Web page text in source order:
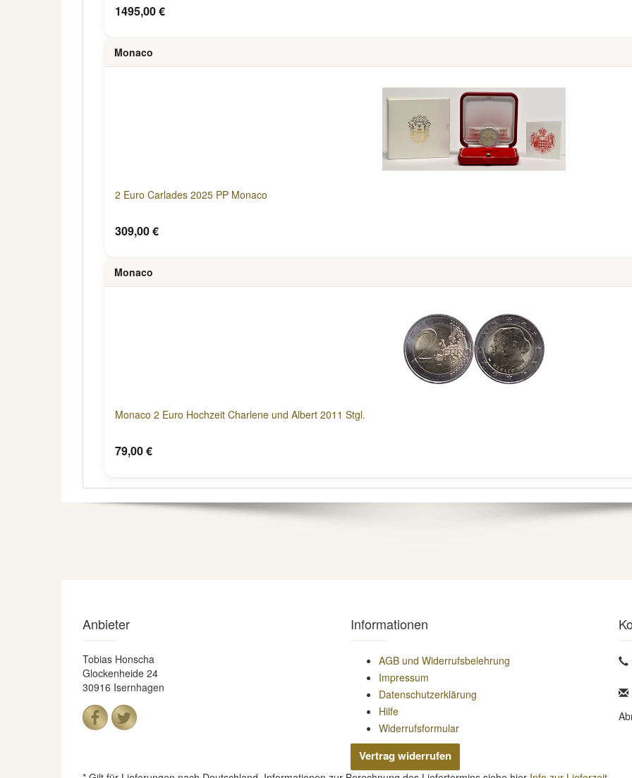
1495,00 €
Monaco
2 Euro Carlades 2025 PP Monaco
309,00 €
Monaco
Monaco 2 Euro Hochzeit Charlene und Albert 2011 Stgl.
79,00 €
Anbieter
Tobias Honscha
Glockenheide 24
30916 Isernhagen
Informationen
AGB und Widerrufsbelehrung
Impressum
Datenschutzerklärung
Hilfe
Widerrufsformular
Vertrag widerrufen